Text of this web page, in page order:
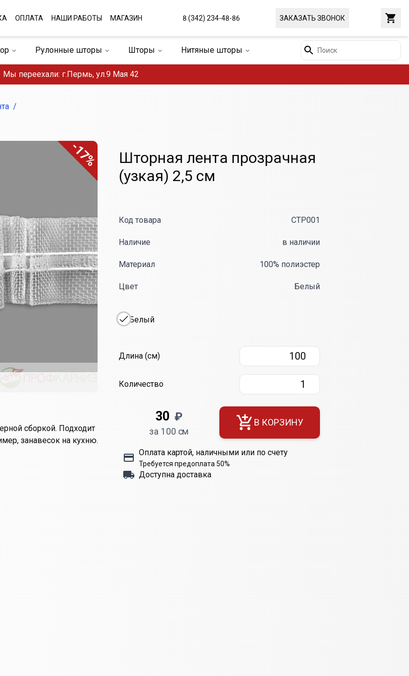
ОПЛАТА НАШИ РАБОТЫ МАГАЗИН 8 (342) 234-48-86 ЗАКАЗАТЬ ЗВОНОК
Рулонные шторы Штopы Нитяные шторы
Плиссе Домашний текстиль
Поиск
Мы переехали: г.Пермь, ул.9 Мая 42
Шторная лента прозрачная
(узкая) 2,5 см
-17%
Код товара CTP001
Наличие в наличии
Материал 100% полиэстер
Цвет Белый
Белый
Длина
Длина (см)
Количество
30 ₽
за 100 см
В КОРЗИНУ
Оплата картой, наличными или по счету
Требуется предоплата 50%
Доступна доставка
сборкой. Подходит
занавесок на кухню.